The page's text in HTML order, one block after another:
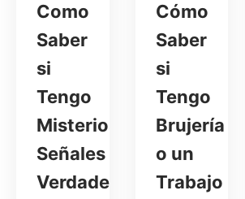
Como
Saber
si
Tengo
Misterios:
Señales
Verdaderas
Cómo
Saber
si
Tengo
Brujería
o un
Trabajo